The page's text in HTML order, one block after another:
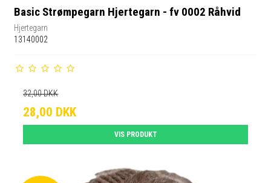
Basic Strømpegarn Hjertegarn - fv 0002 Råhvid
Hjertegarn
13140002
32,00 DKK
28,00 DKK
VIS PRODUKT